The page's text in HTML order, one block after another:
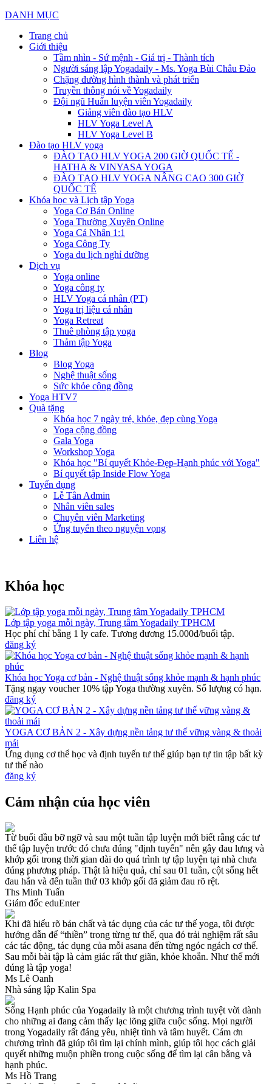
DANH MỤC
Trang chủ
Giới thiệu
Tầm nhìn - Sứ mệnh - Giá trị - Thành tích
Người sáng lập Yogadaily - Ms. Yoga Bùi Châu Đảo
Chặng đường hình thành và phát triển
Truyền thông nói về Yogadaily
Đội ngũ Huấn luyện viên Yogadaily
Giảng viên đào tạo HLV
HLV Yoga Level A
HLV Yoga Level B
Đào tạo HLV yoga
ĐÀO TẠO HLV YOGA 200 GIỜ QUỐC TẾ -
HATHA & VINYASA YOGA
ĐÀO TẠO HLV YOGA NÂNG CAO 300 GIỜ
QUỐC TẾ
Khóa học và Lịch tập Yoga
Yoga Cơ Bản Online
Yoga Thường Xuyên Online
Yoga Cá Nhân 1:1
Yoga Công Ty
Yoga du lịch nghỉ dưỡng
Dịch vụ
Yoga online
Yoga công ty
HLV Yoga cá nhân (PT)
Yoga trị liệu cá nhân
Yoga Retreat
Thuê phòng tập yoga
Thảm tập Yoga
Blog
Blog Yoga
Nghệ thuật sống
Sức khỏe cộng đồng
Yoga HTV7
Quà tặng
Khóa học 7 ngày trẻ, khỏe, đẹp cùng Yoga
Yoga cộng đồng
Gala Yoga
Workshop Yoga
Khóa học "Bí quyết Khỏe-Đẹp-Hạnh phúc với Yoga"
Bí quyết tập Inside Flow Yoga
Tuyển dụng
Lễ Tân Admin
Nhân viên sales
Chuyên viên Marketing
Ứng tuyển theo nguyện vọng
Liên hệ
Khóa học
Lớp tập yoga mỗi ngày, Trung tâm Yogadaily TPHCM
Học phí chỉ bằng 1 ly cafe. Tương đương 15.000đ/buổi tập.
đăng ký
Khóa học Yoga cơ bản - Nghệ thuật sống khỏe mạnh & hạnh phúc
Tặng ngay voucher 10% tập Yoga thường xuyên. Số lượng có hạn.
đăng ký
YOGA CƠ BẢN 2 - Xây dựng nền tảng tư thế vững vàng & thoải
mái
Ứng dụng cơ thể học và định tuyến tư thế giúp bạn tự tin tập bất kỳ
tư thế nào
đăng ký
Cảm nhận của học viên
Từ buổi đầu bỡ ngỡ và sau một tuần tập luyện mới biết rằng các tư
thế tập luyện trước đó chưa đúng "định tuyến" nên gây đau lưng và
khớp gối trong thời gian dài do quá trình tự tập luyện tại nhà chưa
đúng phương pháp. Thật là hiệu quả, chỉ sau 01 tuần, cột sống hết
đau hẳn và đến tuần thứ 03 khớp gối đã giảm đau rõ rệt.
Ths Minh Tuấn
Giám đốc eduEnter
Khi đã hiểu rõ bản chất và tác dụng của các tư thế yoga, tôi được
hướng dẫn để “thiền” trong từng tư thế, qua đó trải nghiệm rất sâu
các tác động, tác dụng của mỗi asana đến từng ngóc ngách cơ thể.
Sau mỗi bài tập là cảm giác rất thư giãn, khỏe khoắn. Như thế mới
đúng là tập yoga!
Ms Lê Oanh
Nhà sáng lập Kalin Spa
Sống Hạnh phúc của Yogadaily là một chương trình tuyệt vời dành
cho những ai đang cảm thấy lạc lõng giữa cuộc sống. Mọi người
trong Yogadaily rất đáng yêu, nhiệt tình và tâm huyết. Cám ơn
chương trình đã giúp tôi tìm lại chính mình, giúp tôi học cách giải
quyết những muộn phiền trong cuộc sống để tìm lại cân bằng và
hạnh phúc.
Ms Hồ Trang